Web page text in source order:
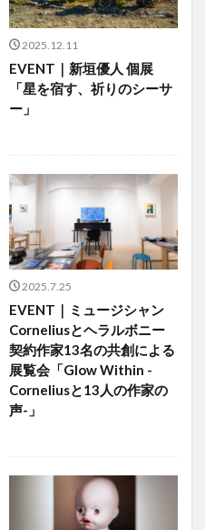
2025.12.11
EVENT｜新垣優人 個展
「星を宿す、祈りのシーサ
ー」
2025.7.25
EVENT｜ミュージシャン
Corneliusとヘラルボニー
契約作家13名の共創による
展覧会「Glow Within -
Corneliusと13人の作家の
声-」